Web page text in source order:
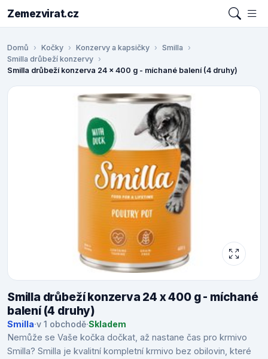
Zemezvirat.cz
Domů Kočky Konzervy a kapsičky
Smilla
Smilla drůbeží konzervy
Smilla drůbeží konzerva 24 x 400 g - míchané balení (4 druhy)
Smilla drůbeží konzerva 24 x 400 g - míchané
balení (4 druhy)
Smilla·v 1 obchodě·Skladem
Nemůže se Vaše kočka dočkat, až nastane čas pro krmivo
Smilla? Smilla je kvalitní kompletní krmivo bez obilovin, které